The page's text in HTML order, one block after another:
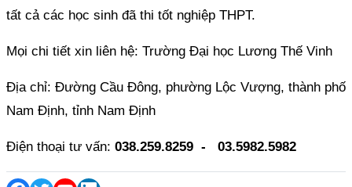
tất cả các học sinh đã thi tốt nghiệp THPT.
Mọi chi tiết xin liên hệ: Trường Đại học Lương Thế Vinh
Địa chỉ: Đường Cầu Đông, phường Lộc Vượng, thành phố
Nam Định, tỉnh Nam Định
Điện thoại tư vấn: 038.259.8259 - 03.5982.5982